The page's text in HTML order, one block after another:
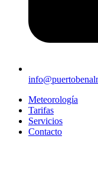
Meteorología
Tarifas
Servicios
Contacto